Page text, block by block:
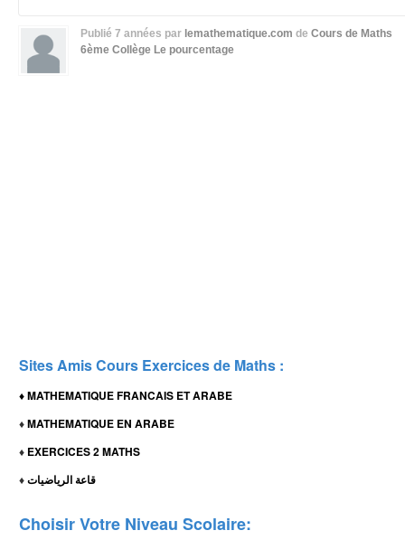
Publié 7 années par lemathematique.com de Cours de Maths
6ème Collège Le pourcentage
Sites Amis Cours Exercices de Maths :
♦MATHEMATIQUE FRANCAIS ET ARABE
♦MATHEMATIQUE EN ARABE
♦ EXERCICES 2 MATHS
♦قاعة الرياضيات
Choisir Votre Niveau Scolaire: